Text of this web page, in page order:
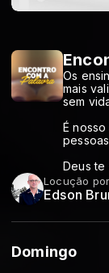
Os
mais
sem
É
Deus te
Locução
Edson
Domingo